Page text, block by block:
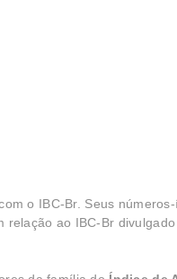
o IBC-Br. Seus
ao IBC-Br